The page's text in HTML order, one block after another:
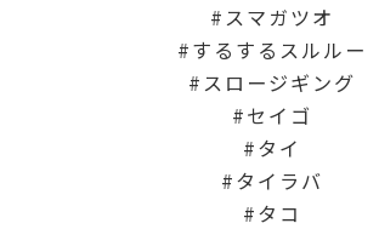
スマガツオ
するするスルルー
スロージギング
セイゴ
タイ
タイラバ
タコ